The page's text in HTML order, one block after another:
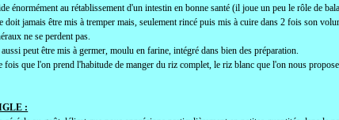
énormément au rétablissement d'un intestin en bonne santé (il joue un peu le rôle de
doit jamais être mis à tremper mais, seulement rincé puis mis à cuire dans 2 fois son
ne se perdent pas.
peut être mis à germer, moulu en farine, intégré dans bien des préparation.
fois que l'on prend l'habitude de manger du riz complet, le riz blanc que l'on nous
: